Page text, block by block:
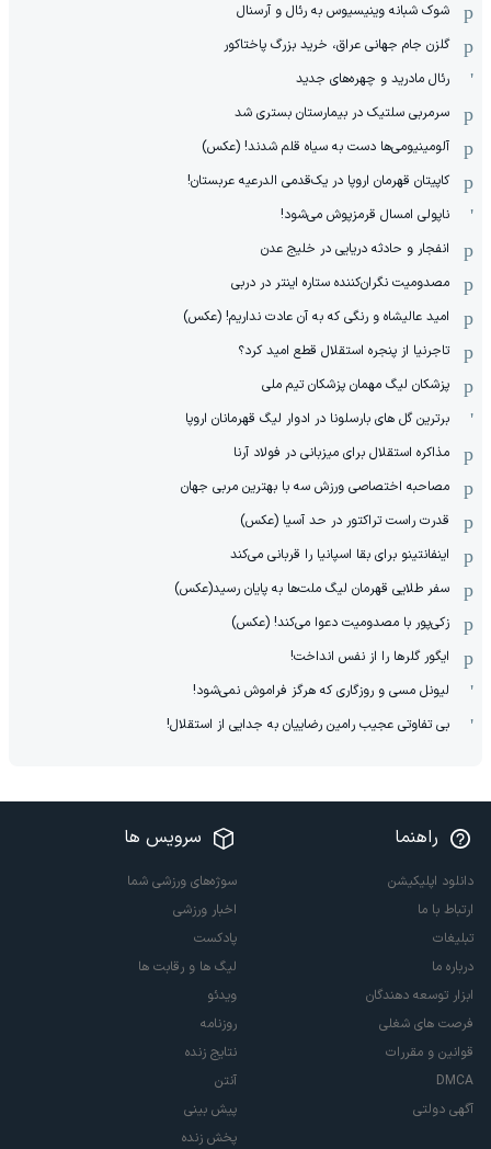
شوک شبانه وینیسیوس به رئال و آرسنال
گلزن جام جهانی عراق، خرید بزرگ پاختاکور
رئال مادرید و چهره‌های جدید
سرمربی سلتیک در بیمارستان بستری شد
آلومینیومی‌ها دست به سیاه قلم شدند! (عکس)
کاپیتان قهرمان اروپا در یک‌قدمی الدرعیه عربستان!
ناپولی امسال قرمزپوش می‌شود!
انفجار و حادثه دریایی در خلیج عدن
مصدومیت نگران‌کننده ستاره اینتر در دربی
امید عالیشاه و رنگی که به آن عادت نداریم! (عکس)
تاجرنیا از پنجره استقلال قطع امید کرد؟
پزشکان لیگ مهمان پزشکان تیم ملی
برترین گل های بارسلونا در ادوار لیگ قهرمانان اروپا
مذاکره استقلال برای میزبانی در فولاد آرنا
مصاحبه اختصاصی ورزش سه با بهترین مربی جهان
قدرت راست تراکتور در حد آسیا (عکس)
اینفانتینو برای بقا اسپانیا را قربانی می‌کند
سفر طلایی قهرمان لیگ ملت‌ها به پایان رسید(عکس)
زکی‌پور با مصدومیت دعوا می‌کند! (عکس)
ایگور گلرها را از نفس انداخت!
لیونل مسی و روزگاری که هرگز فراموش نمی‌شود!
بی تفاوتی عجیب رامین رضاییان به جدایی از استقلال!
راهنما
دانلود اپلیکیشن
ارتباط با ما
تبلیغات
درباره ما
ابزار توسعه دهندگان
فرصت های شغلی
قوانین و مقررات
DMCA
آگهی دولتی
سرویس ها
سوژه‌های ورزشی شما
اخبار ورزشی
پادکست
لیگ ها و رقابت ها
ویدئو
روزنامه
نتایج زنده
آنتن
پیش بینی
پخش زنده